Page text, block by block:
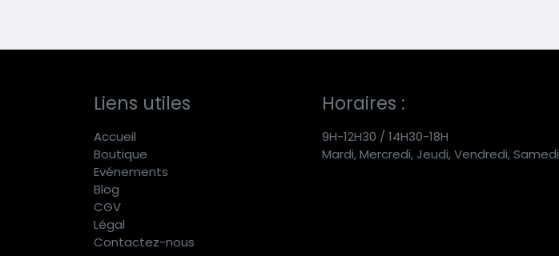
Liens utiles
Accueil
Boutique
Evénements
Blog
CGV
Légal
Contactez-nous
Horaires :
9H-12H30 / 14H30-18H
Mardi, Mercredi, Jeudi, Vendredi, Samedi